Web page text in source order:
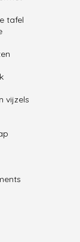
tafel
vijzels